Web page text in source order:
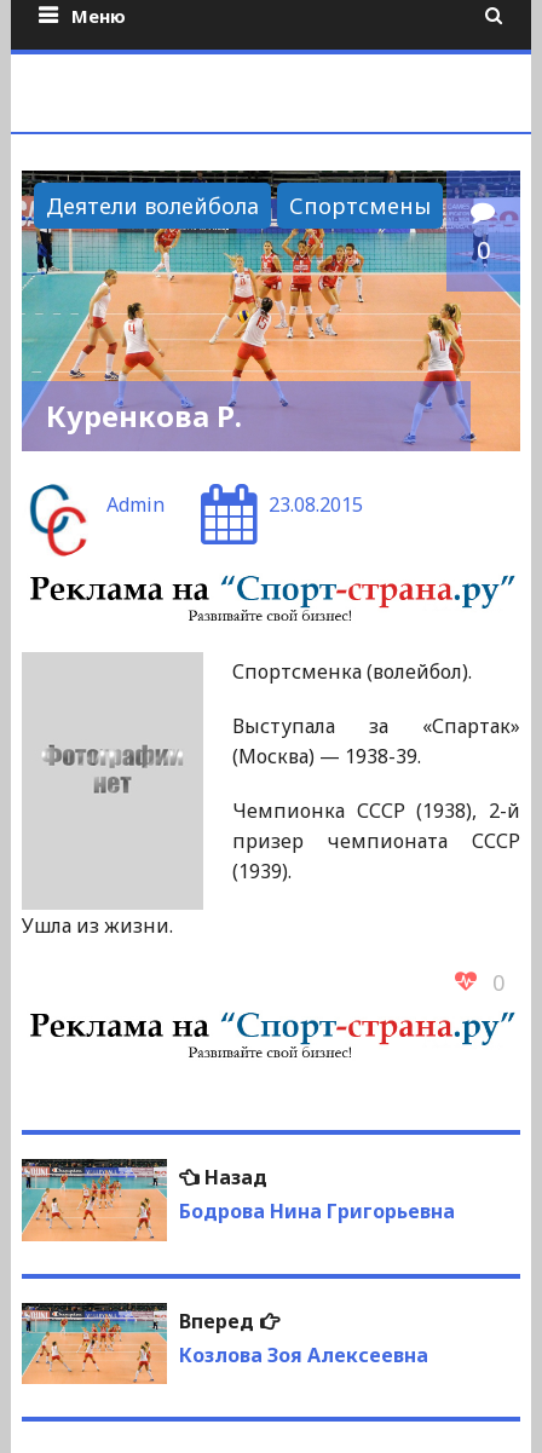
Меню
Деятели волейбола Спортсмены
0
Куренкова Р.
Admin 23.08.2015
Спортсменка (волейбол).
Выступала за «Спартак»
(Москва) — 1938-39.
Чемпионка СССР (1938), 2-й
призер чемпионата СССР
(1939).
Ушла из жизни.
0
Навигация
по
записям
НазадПредыдущая
запись:
Бодрова Нина Григорьевна
Вперед
Следующая
запись:
Козлова Зоя Алексеевна